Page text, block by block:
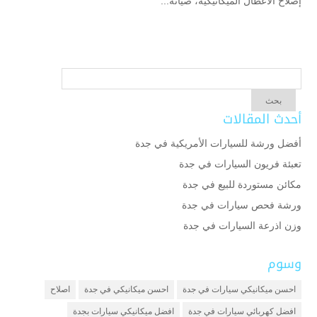
أحدث المقالات
أفضل ورشة للسيارات الأمريكية في جدة
تعبئة فريون السيارات في جدة
مكائن مستوردة للبيع في جدة
ورشة فحص سيارات في جدة
وزن اذرعة السيارات في جدة
وسوم
احسن ميكانيكي سيارات في جدة احسن ميكانيكي في جدة اصلاح
افضل كهربائي سيارات في جدة افضل ميكانيكي سيارات بجدة